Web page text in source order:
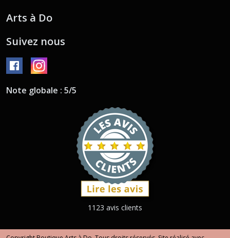
Arts à Do
Suivez nous
Note globale : 5/5
1123 avis clients